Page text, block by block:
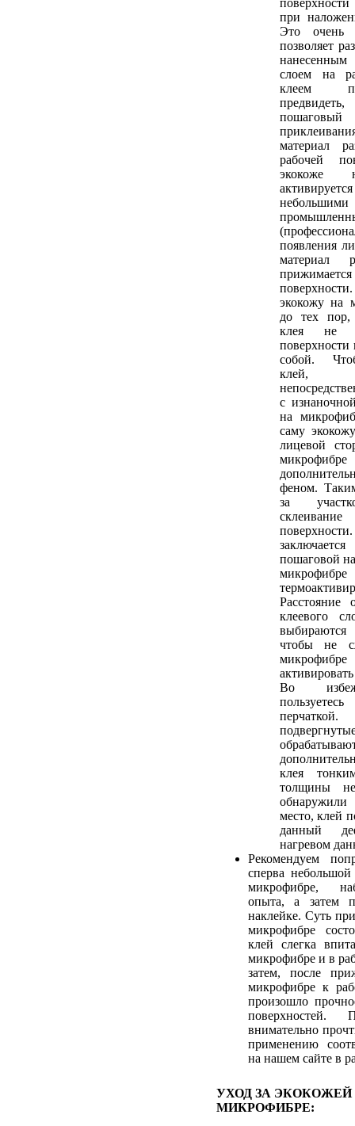
при
Это очень
позволяет
слоем на
клеем
материал
рабочей
экокоже
появления
материал
экокожу на
до тех пор,
клея не
собой.
клей,
с
на
саму
лицевой
микрофибре
феном.
за
пошаговой
клеевого
чтобы не
Во
клея
толщины
место, клей
данный
нагревом
Рекомендуем
сперва
микрофибре,
опыта, а затем
наклейке. Суть
микрофибре
клей слегка
микрофибре и в
затем, после
микрофибре к
произошло
поверхностей.
внимательно
применению
на нашем сайте в
УХОД ЗА ЭКОКОЖЕЙ
МИКРОФИБРЕ: